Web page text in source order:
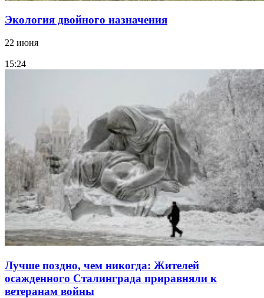
Экология двойного назначения
22 июня
15:24
Лучше поздно, чем никогда: Жителей
осажденного Сталинграда приравняли к
ветеранам войны